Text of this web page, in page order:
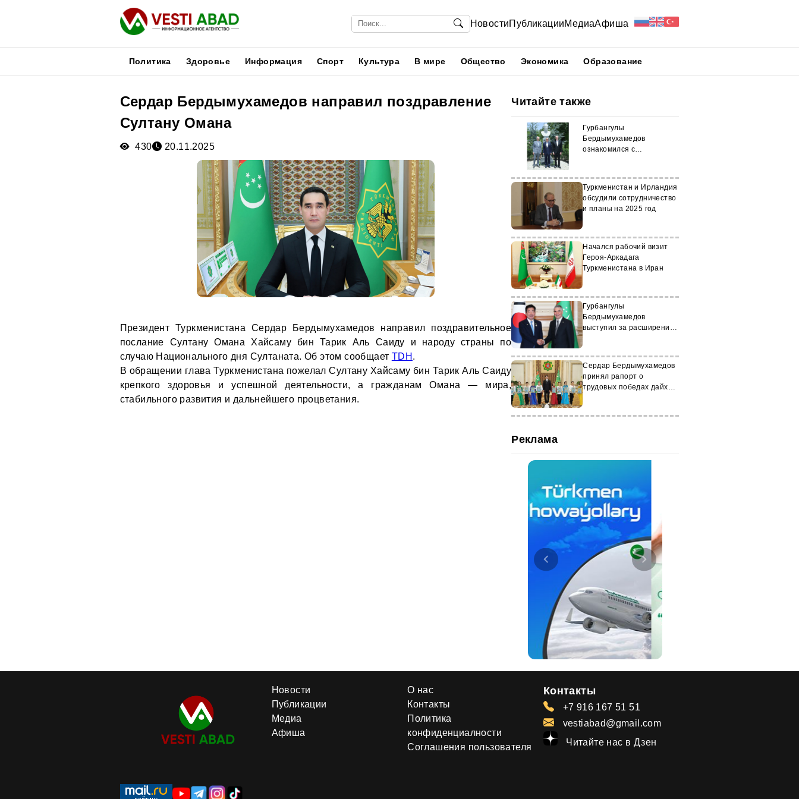
НовостиПубликацииМедиаАфиша
Политика Здоровье Информация Спорт Культура В мире Общество Экономика Образование
Сердар Бердымухамедов направил поздравление
Султану Омана
430 20.11.2025
Президент Туркменистана Сердар Бердымухамедов направил поздравительное
послание Султану Омана Хайсаму бин Тарик Аль Саиду и народу страны по
случаю Национального дня Султаната. Об этом сообщает TDH .
В обращении глава Туркменистана пожелал Султану Хайсаму бин Тарик Аль Саиду
крепкого здоровья и успешной деятельности, а гражданам Омана — мира,
стабильного развития и дальнейшего процветания.
Читайте также
Гурбангулы
Бердымухамедов
ознакомился с
Туркменистан и Ирландия
обсудили сотрудничество
и планы на 2025 год
Начался рабочий визит
Героя-Аркадага
Туркменистана в Иран
Гурбангулы
Бердымухамедов
выступил за расширение
Сердар Бердымухамедов
принял рапорт о
трудовых победах дайхан
Реклама
Новости
Публикации
Медиа
Афиша
О нас
Контакты
Политика
конфиденциалности
Соглашения пользователя
Контакты
+7 916 167 51 51
vestiabad@gmail.com
Читайте нас в Дзен